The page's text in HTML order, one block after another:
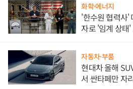
화학·에너지
'한수원 협력사'
자로 '임계 상태
자동차·부품
현대차 올해
서 싼타페만 자